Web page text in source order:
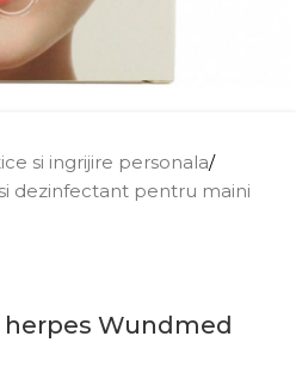
si ingrijire personala/
dezinfectant pentru maini
Wundmed